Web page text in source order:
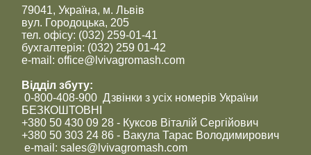
79041, Україна, м. Львів
вул. Городоцька, 205
тел. офісу: (032) 259-01-41
бухгалтерія: (032) 259 01-42
e-mail: office@lvivagromash.com
Відділ збуту:
0-800-408-900 Дзвінки з усіх номерів України
БЕЗКОШТОВНІ
+380 50 430 09 28 - Куксов Віталій Сергійович
+380 50 303 24 86 - Вакула Тарас Володимирович
e-mail: sales@lvivagromash.com